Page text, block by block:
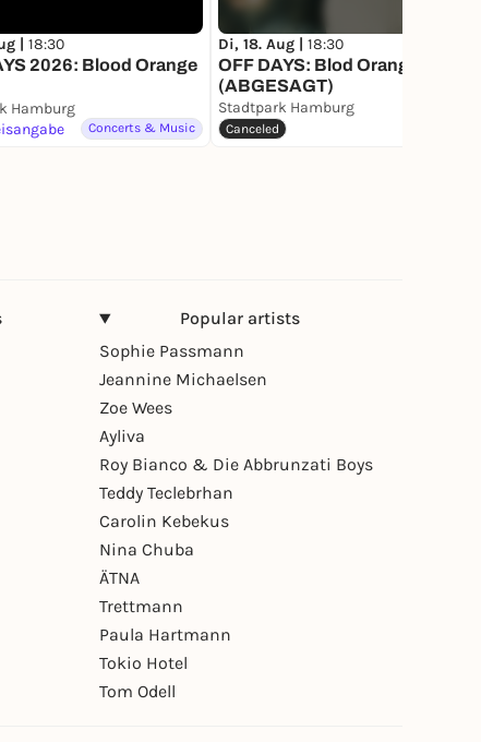
| 18:30
2026: Blood Orange
Hamburg
Concerts & Music
Di, 18. Aug | 18:30
OFF DAYS: Blod Orange
(ABGESAGT)
Stadtpark Hamburg
Canceled
Popular artists
Sophie Passmann
Jeannine Michaelsen
Zoe Wees
Ayliva
Roy Bianco & Die Abbrunzati Boys
Teddy Teclebrhan
Carolin Kebekus
Nina Chuba
ÄTNA
Trettmann
Paula Hartmann
Tokio Hotel
Tom Odell